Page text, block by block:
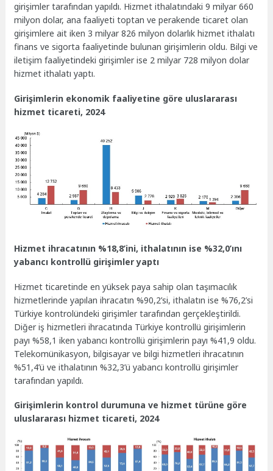
girişimler tarafından yapıldı. Hizmet ithalatındaki 9 milyar 660
milyon dolar, ana faaliyeti toptan ve perakende ticaret olan
girişimlere ait iken 3 milyar 826 milyon dolarlık hizmet ithalatı
finans ve sigorta faaliyetinde bulunan girişimlerin oldu. Bilgi ve
iletişim faaliyetindeki girişimler ise 2 milyar 728 milyon dolar
hizmet ithalatı yaptı.
Girişimlerin ekonomik faaliyetine göre uluslararası
hizmet ticareti, 2024
Hizmet ihracatının %18,8’ini, ithalatının ise %32,0’ını
yabancı kontrollü girişimler yaptı
Hizmet ticaretinde en yüksek paya sahip olan taşımacılık
hizmetlerinde yapılan ihracatın %90,2’si, ithalatın ise %76,2’si
Türkiye kontrolündeki girişimler tarafından gerçekleştirildi.
Diğer iş hizmetleri ihracatında Türkiye kontrollü girişimlerin
payı %58,1 iken yabancı kontrollü girişimlerin payı %41,9 oldu.
Telekomünikasyon, bilgisayar ve bilgi hizmetleri ihracatının
%51,4’ü ve ithalatının %32,3’ü yabancı kontrollü girişimler
tarafından yapıldı.
Girişimlerin kontrol durumuna ve hizmet türüne göre
uluslararası hizmet ticareti, 2024